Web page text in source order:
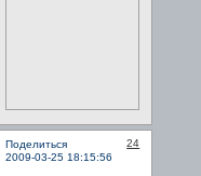
Поделиться
24
2009-03-25 18:15:56